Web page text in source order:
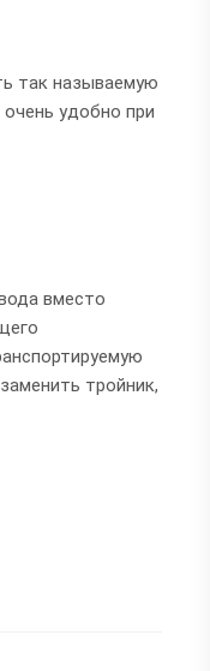
так называемую
удобно при
вместо
тройник,